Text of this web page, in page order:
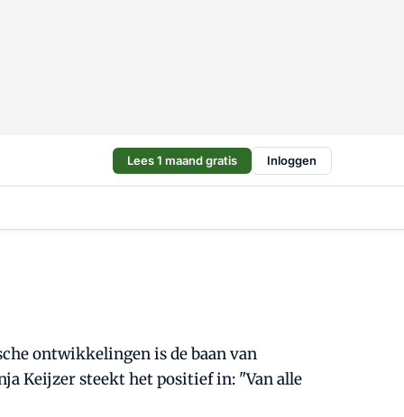
Lees 1 maand gratis Inloggen
ontwikkelingen is de baan van
Keijzer steekt het positief in: "Van alle